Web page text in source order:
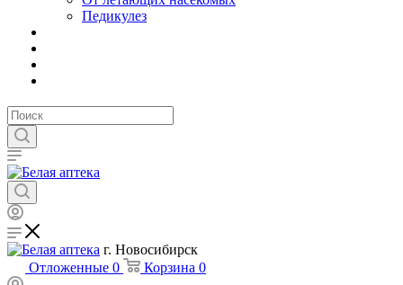
Педикулез
г. Новосибирск
Отложенные 0 Корзина 0